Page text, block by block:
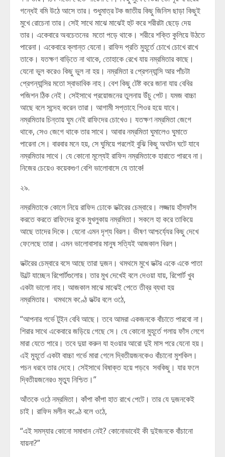
গন্ধেই বমি উঠে আসে তার। শুধুমাত্র টক জাতীয় কিছু জিনিস ছাড়া কিছুই
মুখে রোচেনা তার। সেই সাথে মাঝে মাঝেই হুট করে শরীরটা ছেড়ে দেয়
তার। একেবারে অবচেতনের মতো পড়ে থাকে। শরীরে শক্তি কুলিয়ে উঠতে
পারেনা। একেবারে ক্লান্ত যেনো। রাফিদ প্রতি মুহূর্তে চোখে চোখে রাখে
তাকে। যতক্ষণ বাড়িতে না থাকে, তোহাকে রেখে যায় নম্রমিতার কাছে।
যেনো ভুল করেও কিছু ভুল না হয়। নম্রমিতা র প্রেগন্যান্সি আর পাঁচটা
প্রেগন্যান্সির মতো স্বাভাবিক নাহ। বেশ কিছু টেষ্ট করে জানা যায় বেবির
পজিশন ঠিক নেই। সেইসাথে প্রয়োজনের তুলনায় উঁচু পেট। যমজ বাচ্চা
আছে বলে সন্দেহ করেন তারা। আগামী সপ্তাহে শিওর হয়ে যাবে।
নম্রমিতার চিন্তায় ঘুম নেই রাফিদের চোখেও। যতক্ষণ নম্রমিতা জেগে
থাকে, সেও জেগে থাকে তার সাথে। আবার নম্রমিতা ঘুমালেও ঘুমাতে
পারেনা সে। বারবার মনে হয়, সে ঘুমিয়ে পরলেই বুঝি কিছু অঘটন ঘটে যাবে
নম্রমিতার সাথে। যে কোনো মূল্যেই রাফিদ নম্রমিতাকে হারাতে পারবে না।
নিজের চেয়েও কয়েকগুণ বেশি ভালোবাসে যে তাকে!
২৯.
নম্রমিতাকে কোলে নিয়ে রাফিদ ঢোকে ডক্টরের চেম্বারে। লজ্জায় হাঁসফাঁস
করতে করতে রাফিদের বুকে মুখলুকায় নম্রমিতা। সকলে হা করে তাকিয়ে
আছে তাদের দিকে। যেনো এমন দৃশ্য বিরল। ভীষণ আশ্চর্য্যের কিছু দেখে
ফেলেছে তারা। এমন ভালোবাসার মানুষ সত্যিই আজকাল বিরল।
ডক্টরের চেম্বারে বসে আছে তারা দুজন। থমথমে মুখে ডক্টর একে একে পাতা
উল্টে যাচ্ছেন রিপোর্টগুলোর। তার মুখ দেখেই বলে দেওয়া যায়, রিপোর্ট খুব
একটা ভালো নাহ। আজকাল মাঝে মাঝেই পেতে তীব্র ব্যথা হয়
নম্রমিতার। থমথমে কণ্ঠে ডক্টর বলে ওঠে,
“আপনার গর্ভে টুইন বেবি আছে। তবে আমরা একজনকে বাঁচাতে পারবো না।
শিরার সাথে একেবারে জড়িয়ে গেছে সে। যে কোনো মুহূর্তে গলায় ফাঁস লেগে
মারা যেতে পারে। তবে দুয়া করুন যা হওয়ার আরো দুই মাস পরে যেনো হয়।
এই মুহূর্তে একটা বাচ্চা গর্ভে মারা গেলে দ্বিতীয়জনকেও বাঁচানো মুশকিল।
পচন ধরবে তার দেহে। সেইসাথে বিষাক্ত হয়ে পড়বে সবকিছু। যার ফলে
দ্বিতীয়জনেরও মৃত্যু নিশ্চিত।”
আঁতকে ওঠে নম্রমিতা। কাঁপা কাঁপা হাত রাখে পেটে। তার যে দুজনকেই
চাই। রাফিদ মলীন কণ্ঠে বলে ওঠে,
“এই সমস্যার কোনো সমাধান নেই? কোনোভাবেই কী দুইজনকে বাঁচানো
যায়না?”